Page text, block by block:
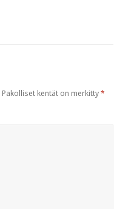
Pakolliset kentät on merkitty*